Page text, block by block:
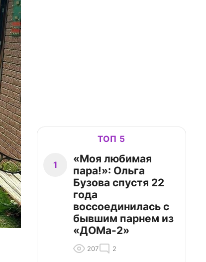
ТОП 5
1
«Моя любимая
пара!»: Ольга
Бузова спустя 22
года
воссоединилась с
бывшим парнем из
«ДОМа-2»
207 2